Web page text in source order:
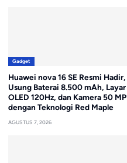
Gadget
Huawei nova 16 SE Resmi Hadir,
Usung Baterai 8.500 mAh, Layar
OLED 120Hz, dan Kamera 50 MP
dengan Teknologi Red Maple
AGUSTUS 7, 2026